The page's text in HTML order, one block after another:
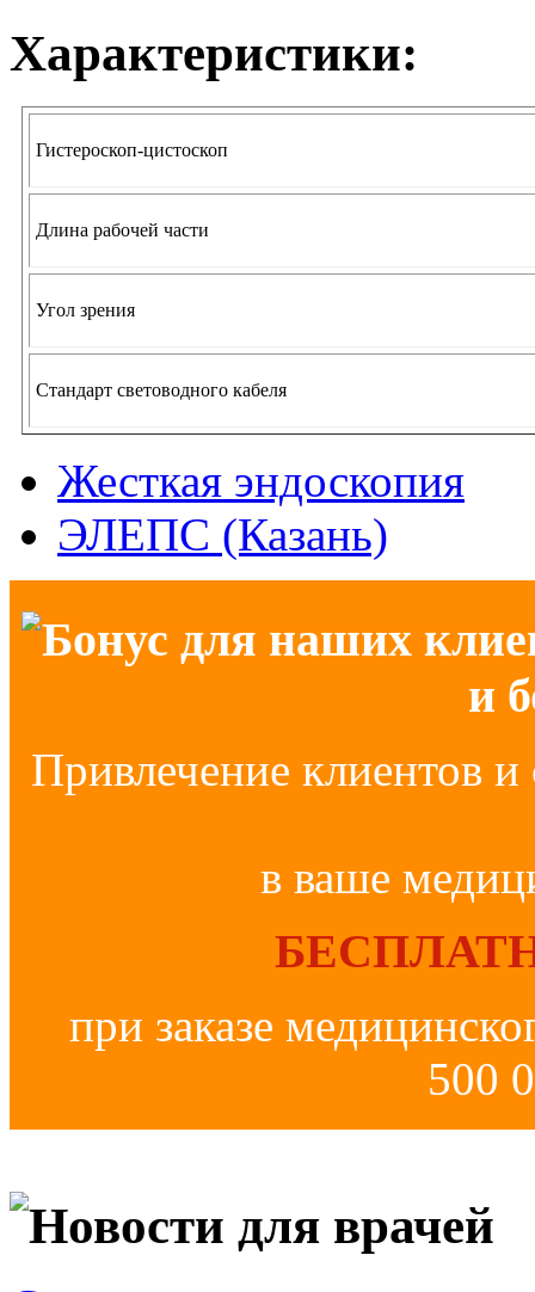
Характеристики:
Гистероскоп-цистоскоп
Длина рабочей части
Угол зрения
Стандарт световодного кабеля
Жесткая эндоскопия
ЭЛЕПС (Казань)
Бонус для наших
и
Привлечение клиентов и
в ваше
при заказе
500
Новости для врачей